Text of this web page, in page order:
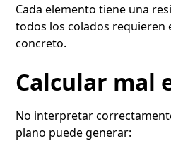
Cada elemento tiene una
todos los colados requieren
concreto.
Calcular mal
No interpretar
plano puede generar: